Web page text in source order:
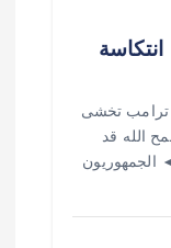
ترامب تخشى
الله قد
بعد 3 أعوام ◄ الجمهوريون